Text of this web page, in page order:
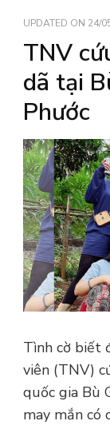
UPDATED ON 24/
TNV
dã tại
Phước
Tình cờ biết
viên (TNV)
quốc gia Bù
may mắn có